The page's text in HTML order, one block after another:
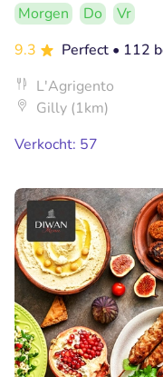
Morgen Do
Vr
9.3
Perfect • 112
L'Agrigento
Gilly (1km)
Verkocht: 57